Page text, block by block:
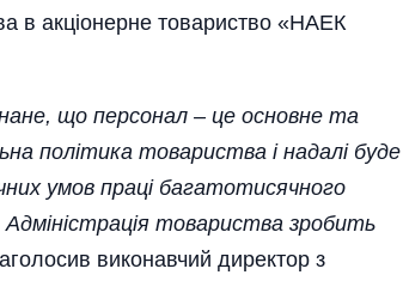
в акціонерне товариство «НАЕК
що персонал – це основне та
політика товариства і надалі буде
умов праці багатотисячного
товариства зробить
виконавчий директор з